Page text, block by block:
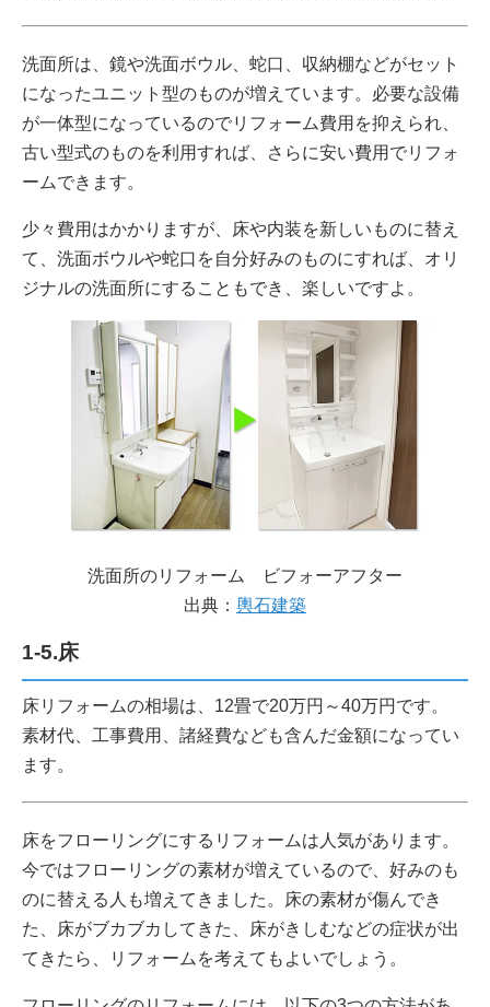
洗面所は、鏡や洗面ボウル、蛇口、収納棚などがセット
になったユニット型のものが増えています。必要な設備
が一体型になっているのでリフォーム費用を抑えられ、
古い型式のものを利用すれば、さらに安い費用でリフォ
ームできます。
少々費用はかかりますが、床や内装を新しいものに替え
て、洗面ボウルや蛇口を自分好みのものにすれば、オリ
ジナルの洗面所にすることもでき、楽しいですよ。
洗面所のリフォーム ビフォーアフター
出典： 輿石建築
1-5.床
床リフォームの相場は、12畳で20万円～40万円です。
素材代、工事費用、諸経費なども含んだ金額になってい
ます。
床をフローリングにするリフォームは人気があります。
今ではフローリングの素材が増えているので、好みのも
のに替える人も増えてきました。床の素材が傷んでき
た、床がブカブカしてきた、床がきしむなどの症状が出
てきたら、リフォームを考えてもよいでしょう。